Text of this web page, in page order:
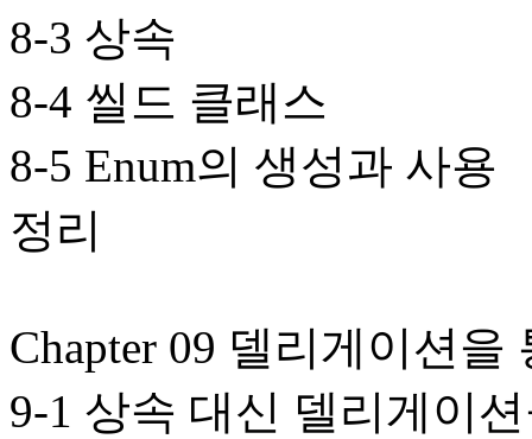
8-3 상속
8-4 씰드 클래스
8-5 Enum의 생성과 사용
정리
Chapter 09 델리게이션을
9-1 상속 대신 델리게이